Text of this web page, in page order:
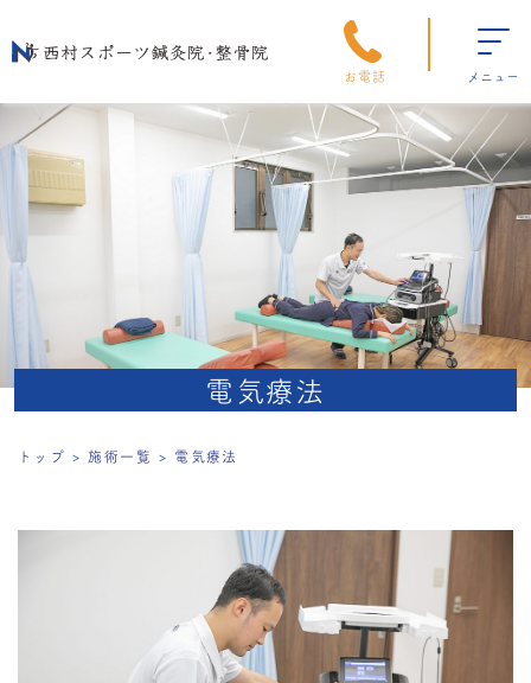
お電話 メニュー
電気療法
トップ 施術一覧 電気療法